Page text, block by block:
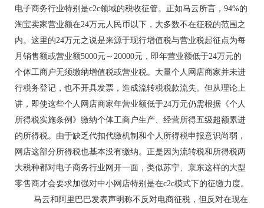
电子商务行业特别是c2c领域的税收征管。正如马云所言，94%的
淘宝卖家营业额在24万元人民币以下，大多数不在征税的范围之
内。这里的24万元之说是来源于现行增值税与营业税起征点为每
月销售额或营业额5000元～20000元，即年营业额低于24万元的
个体工商户无须缴纳增值税或营业税。大量个人网店商家并未进
行税务登记，也不开具发票，造成流转税税款流失。但从理论上
讲，即使这些个人网店商家年营业额低于24万元仍需根据《个人
所得税实施条例》缴纳个体工商户生产、经营所得五级超额累进
的所得税。由于缺乏代扣代缴机制和个人所得税申报意识尚弱，
网店这部分所得税也基本没有缴纳。正是因为流转税和所得税两
大税种都对电子商务行业网开一面，类似苏宁、京东这样的大型
零售商才会要求加强对中小网店特别是在c2c模式下的征缴力度。
马云和阿里巴巴发表声明称不反对电商征税，但反对在现在